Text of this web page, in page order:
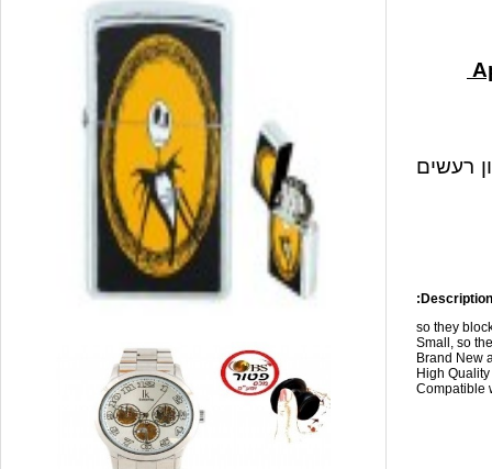
רעשים
so they
Small, so
Brand New
High
Compatible